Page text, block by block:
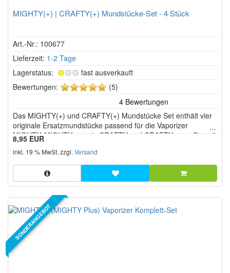
MIGHTY(+) | CRAFTY(+) Mundstücke-Set - 4 Stück
Art.-Nr.: 100677
Lieferzeit: 1-2 Tage
Lagerstatus:
fast ausverkauft
Bewertungen:
5
Sternen!
(5)
Das MIGHTY(+) und CRAFTY(+) Mundstücke Set enthält vier
originale Ersatzmundstücke passend für die Vaporizer
MIGHTY, MIGHTY+ sowie CRAFTY und CRAFTY+ von Storz &
Bickel. Die Mundstücke sind präzise auf die Geräte
abgestimmt und sorgen für eine zuverlässige Luftführung
sowie einen angenehmen Z...
8,95 EUR
inkl. 19 % MwSt. zzgl. Versand
SONDERANGEBOT